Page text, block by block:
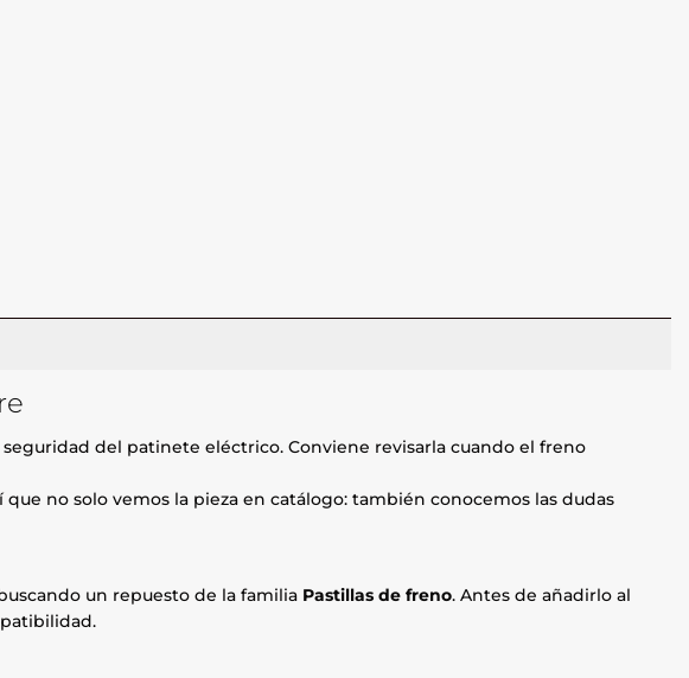
del patinete eléctrico. Conviene revisarla cuando el freno
no solo vemos la pieza en catálogo: también conocemos las dudas
un repuesto de la familia Pastillas de freno. Antes de añadirlo al